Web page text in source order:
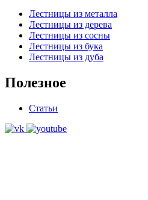
Лестницы из металла
Лестницы из дерева
Лестницы из сосны
Лестницы из бука
Лестницы из дуба
Полезное
Статьи